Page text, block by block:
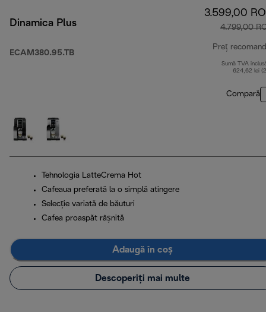
Dinamica Plus
ECAM380.95.TB
3.599,00
4.799,00
Preț
Sumă TVA
624,62 lei
Compară
Tehnologia LatteCrema Hot
Cafeaua preferată la o simplă atingere
Selecție variată de băuturi
Cafea proaspăt râșnită
Adaugă în coș
Descoperiți mai multe